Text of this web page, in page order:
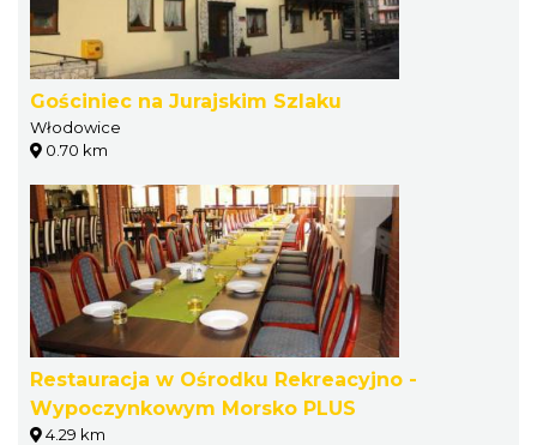
Gościniec na Jurajskim Szlaku
Włodowice
0.70 km
Restauracja w Ośrodku Rekreacyjno -
Wypoczynkowym Morsko PLUS
4.29 km